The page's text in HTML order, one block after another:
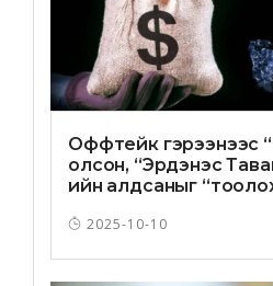
Оффтейк гэрээнээс
олсон, “Эрдэнэс
ийн алдсаныг
2025-10-10